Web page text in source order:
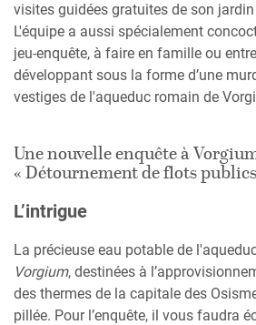
visites guidées gratuites de son
L'équipe a aussi spécialement
jeu-enquête, à faire en famille ou
développant sous la forme d’une
vestiges de l'aqueduc romain de
Une nouvelle enquête à
« Détournement de flots
L’intrigue
La précieuse eau potable de
Vorgium, destinées à
des thermes de la capitale des
pillée. Pour l’enquête, il vous faudra